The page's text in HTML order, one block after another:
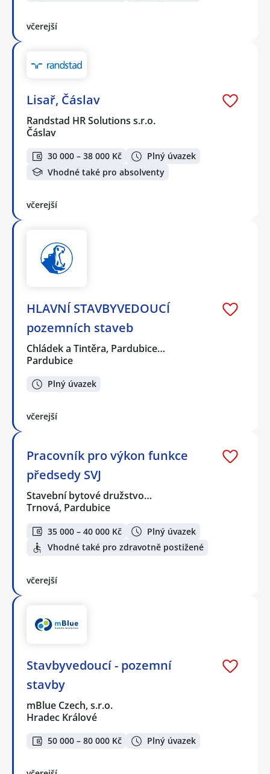
včerejší
Lisař, Čáslav
Randstad HR Solutions s.r.o.
Čáslav
30 000 – 38 000 Kč
Plný úvazek
Vhodné také pro absolventy
včerejší
HLAVNÍ STAVBYVEDOUCÍ
pozemních staveb
Chládek a Tintěra, Pardubice…
Pardubice
Plný úvazek
včerejší
Pracovník pro výkon funkce
předsedy SVJ
Stavební bytové družstvo…
Trnová, Pardubice
35 000 – 40 000 Kč
Plný úvazek
Vhodné také pro zdravotně postižené
včerejší
Stavbyvedoucí - pozemní
stavby
mBlue Czech, s.r.o.
Hradec Králové
50 000 – 80 000 Kč Plný úvazek